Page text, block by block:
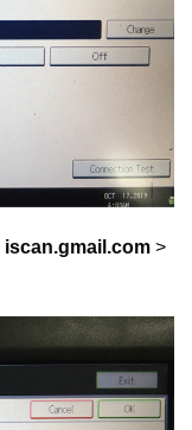
iscan.gmail.com >